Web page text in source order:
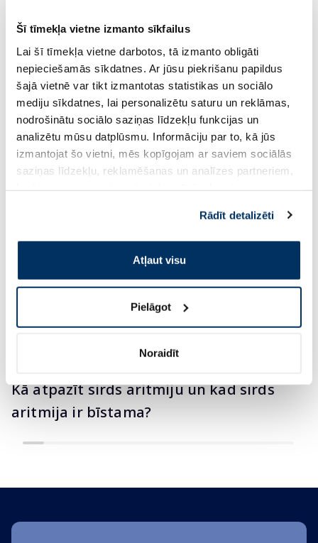
Šī tīmekļa vietne izmanto sīkfailus
Lai šī tīmekļa vietne darbotos, tā izmanto obligāti
nepieciešamās sīkdatnes. Ar jūsu piekrišanu papildus
šajā vietnē var tikt izmantotas statistikas un sociālo
mediju sīkdatnes, lai personalizētu saturu un reklāmas,
nodrošinātu sociālo saziņas līdzekļu funkcijas un
analizētu mūsu datplūsmu. Informāciju par to, kā jūs
izmantojat šo vietni, mēs kopīgojam ar saviem sociālās
saziņas līdzekļu, reklamēšanas un analīzes partneriem,
pakalpojumus. Ja piekrītat šo papildu sīkdatņu
izmantošanai, lūdzu, atzīmējiet savu izvēli:
Rādīt detalizēti
Atļaut visu
Pielāgot
Noraidīt
Pirkt
Page 1 of 4
Citi jaunumi
Padomi veselībai un skaistumamVienmēr noderīga informācija
Kā atpazīt sirds aritmiju un kad sirds
aritmija ir bīstama?